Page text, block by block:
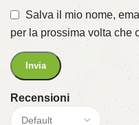
Recensioni
Salva il mio nome,
per la prossima volta che